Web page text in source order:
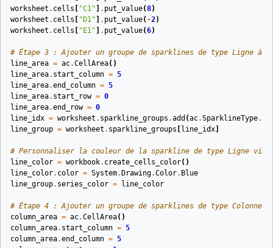
worksheet . cells "C1" . put_value(8)
worksheet . cells "D1" . put_value( -2)
worksheet . cells "E1" . put_value(6)
# Étape 3 : Ajouter un groupe de sparklines de type Ligne à
line_area = ac.CellArea()
line_area. start_column = 5
line_area.end_column = 5
line_area. start_row = 0
line_area.end_row = 0
line_idx = worksheet . sparkline_groups .add (ac.SparklineType.
line_group = worksheet . sparkline_groups line_idx
# Personnaliser la couleur de la sparkline de type Ligne via
line_color = workbook. create_cells_color()
line_color. color = System. Drawing.Color. Blue
line_group. series_color = line_color
# Étape 4 : Ajouter un groupe de sparklines de type Colonne à
column_area = ac.CellArea()
column_area. start_column = 5
column_area.end_column = 5